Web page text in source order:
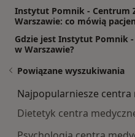
Instytut Pomnik - Centrum
Warszawie: co mówią
Gdzie jest Instytut Pomnik
w Warszawie?
Powiązane wyszukiwania
Najpopularniesze centra
Dietetyk centra